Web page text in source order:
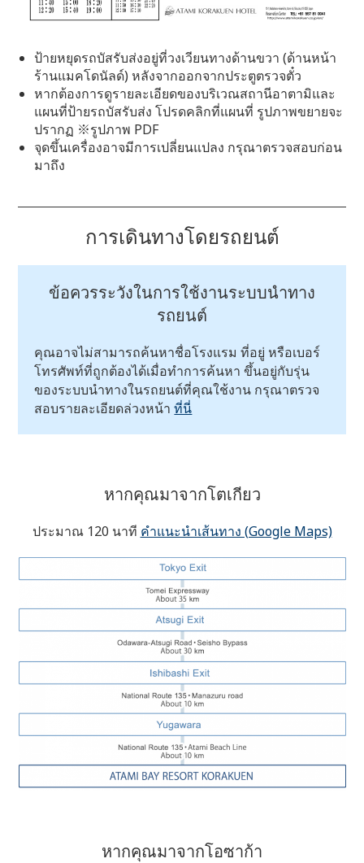
ป้ายหยุดรถบัสรับส่งอยู่ที่วงเวียนทางด้านขวา (ด้านหน้า
ร้านแมคโดนัลด์) หลังจากออกจากประตูตรวจตั๋ว
หากต้องการดูรายละเอียดของบริเวณสถานีอาตามิและ
แผนที่ป้ายรถบัสรับส่ง โปรดคลิกที่แผนที่ รูปภาพขยายจะ
ปรากฏ ※รูปภาพ PDF
จุดขึ้นเครื่องอาจมีการเปลี่ยนแปลง กรุณาตรวจสอบก่อน
มาถึง
การเดินทางโดยรถยนต์
ข้อควรระวังในการใช้งานระบบนำทาง
รถยนต์
คุณอาจไม่สามารถค้นหาชื่อโรงแรม ที่อยู่ หรือเบอร์
โทรศัพท์ที่ถูกต้องได้เมื่อทำการค้นหา ขึ้นอยู่กับรุ่น
ของระบบนำทางในรถยนต์ที่คุณใช้งาน กรุณาตรวจ
สอบรายละเอียดล่วงหน้าที่นี่
หากคุณมาจากโตเกียว
ประมาณ 120 นาที คำแนะนำเส้นทาง (Google Maps)
หากคุณมาจากโอซาก้า